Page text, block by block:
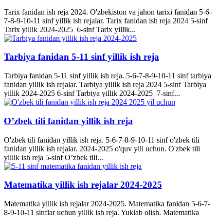
Tarix fanidan ish reja 2024. O'zbekiston va jahon tarixi fanidan 5-6-
7-8-9-10-11 sinf yillik ish rejalar. Tarix fanidan ish reja 2024 5-sinf
Tarix yillik 2024-2025 6-sinf Tarix yillik...
Tarbiya fanidan 5-11 sinf yillik ish reja
Tarbiya fanidan 5-11 sinf yillik ish reja. 5-6-7-8-9-10-11 sinf tarbiya
fanidan yillik ish rejalar. Tarbiya yillik ish reja 2024 5-sinf Tarbiya
yillik 2024-2025 6-sinf Tarbiya yillik 2024-2025 7-sinf...
O’zbek tili fanidan yillik ish reja
O'zbek tili fanidan yillik ish reja. 5-6-7-8-9-10-11 sinf o'zbek tili
fanidan yillik ish rejalar. 2024-2025 o'quv yili uchun. O'zbek tili
yillik ish reja 5-sinf O’zbek tili...
Matematika yillik ish rejalar 2024-2025
Matematika yillik ish rejalar 2024-2025. Matematika fanidan 5-6-7-
8-9-10-11 sinflar uchun yillik ish reja. Yuklab olish. Matematika